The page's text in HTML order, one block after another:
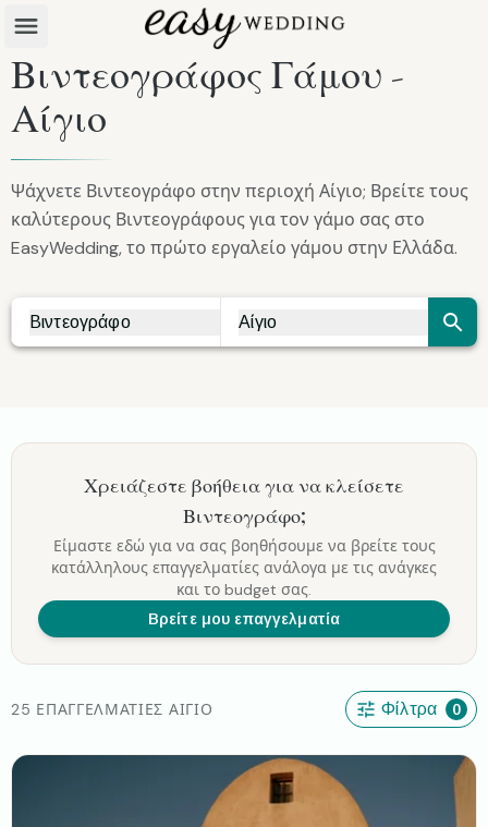
Βιντεογράφος Γάμου -
Αίγιο
Ψάχνετε Βιντεογράφο στην περιοχή Αίγιο; Βρείτε τους
καλύτερους Βιντεογράφους για τον γάμο σας στο
EasyWedding, το πρώτο εργαλείο γάμου στην Ελλάδα.
Vendor Search
Βιντεογράφο
City Search
Αίγιο
Χρειάζεστε βοήθεια για να κλείσετε
Βιντεογράφο;
Είμαστε εδώ για να σας βοηθήσουμε να βρείτε τους
κατάλληλους επαγγελματίες ανάλογα με τις ανάγκες
και το budget σας.
Βρείτε μου επαγγελματία
25 ΕΠΑΓΓΕΛΜΑΤΊΕΣ ΑΊΓΙΟ Φίλτρα 0